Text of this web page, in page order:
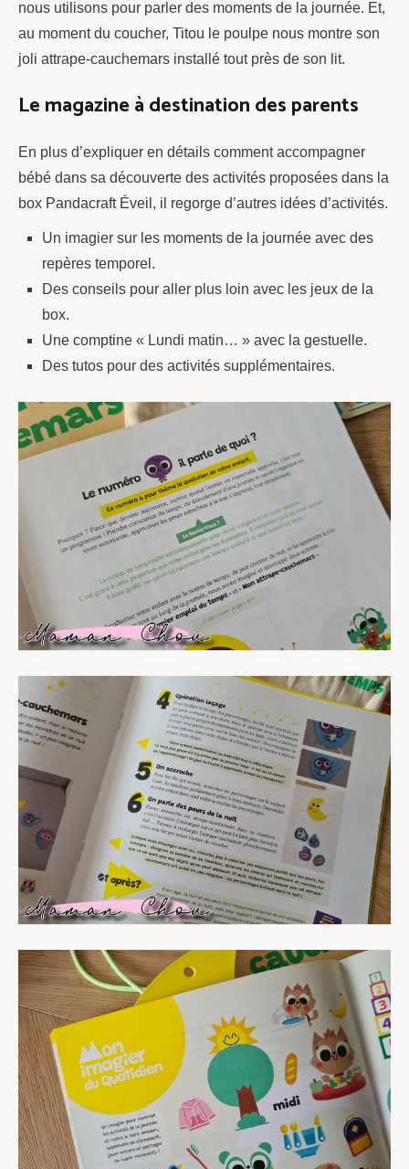
nous utilisons pour parler des moments de la journée. Et,
au moment du coucher, Titou le poulpe nous montre son
joli attrape-cauchemars installé tout près de son lit.
Le magazine à destination des parents
En plus d’expliquer en détails comment accompagner
bébé dans sa découverte des activités proposées dans la
box Pandacraft Éveil, il regorge d’autres idées d’activités.
Un imagier sur les moments de la journée avec des
repères temporel.
Des conseils pour aller plus loin avec les jeux de la
box.
Une comptine « Lundi matin… » avec la gestuelle.
Des tutos pour des activités supplémentaires.